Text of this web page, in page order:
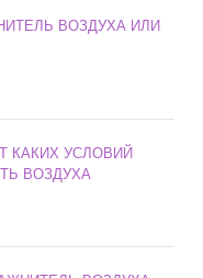
ВОЗДУХА ИЛИ
КАКИХ УСЛОВИЙ
ВОЗДУХА